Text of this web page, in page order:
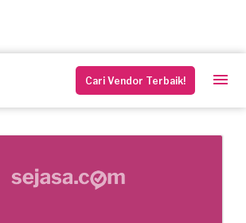
Cari Vendor Terbaik!